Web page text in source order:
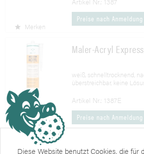
Artikel Nr.: 1387
Preise nach
Merken
Maler-Acryl
weiß, schnelltrocknend,
überstreichbar, keine
Artikel Nr.: 1387E
Preise nach
Merken
Cuttermesser mit
Diese Website benutzt Cookies, die für